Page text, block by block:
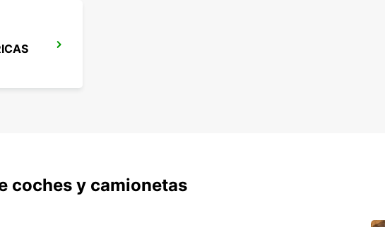
coches y camionetas